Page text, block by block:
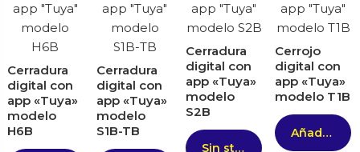
Cerradura
digital con
app «Tuya»
modelo
H6B
Cerradura
digital con
app «Tuya»
modelo
S1B-TB
Cerradura
digital con
app «Tuya»
modelo
S2B
Sin stock
Cerrojo
digital con
app «Tuya»
modelo T1B
Añadir al carrito